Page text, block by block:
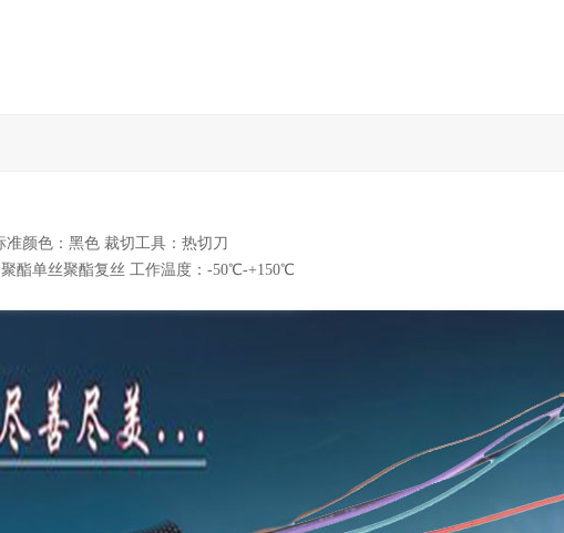
准颜色：黑色 裁切工具：热切刀
酯单丝聚酯复丝 工作温度：-50℃-+150℃